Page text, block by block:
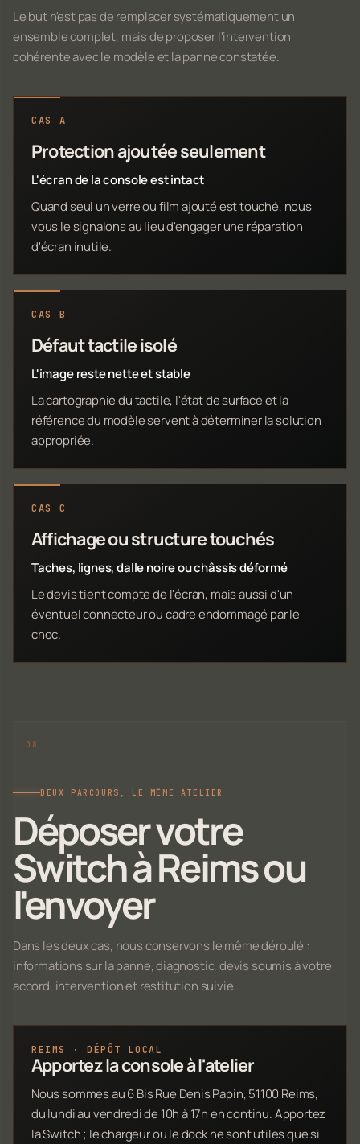
Le but n'est pas de remplacer systématiquement un
ensemble complet, mais de proposer l'intervention
cohérente avec le modèle et la panne constatée.
CAS A
Protection ajoutée seulement
L'écran de la console est intact
Quand seul un verre ou film ajouté est touché, nous
vous le signalons au lieu d'engager une réparation
d'écran inutile.
CAS B
Défaut tactile isolé
L'image reste nette et stable
La cartographie du tactile, l'état de surface et la
référence du modèle servent à déterminer la solution
appropriée.
CAS C
Affichage ou structure touchés
Taches, lignes, dalle noire ou châssis déformé
Le devis tient compte de l'écran, mais aussi d'un
éventuel connecteur ou cadre endommagé par le
choc.
DEUX PARCOURS, LE MÊME ATELIER
Déposer votre
Switch à Reims ou
l'envoyer
Dans les deux cas, nous conservons le même déroulé :
informations sur la panne, diagnostic, devis soumis à votre
accord, intervention et restitution suivie.
REIMS · DÉPÔT LOCAL
Apportez la console à l'atelier
Nous sommes au 6 Bis Rue Denis Papin, 51100 Reims,
du lundi au vendredi de 10h à 17h en continu. Apportez
la Switch ; le chargeur ou le dock ne sont utiles que si